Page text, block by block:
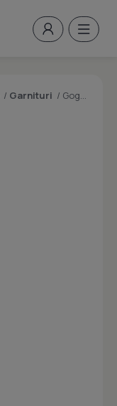
/ Garnituri / Gogosi din cartofi